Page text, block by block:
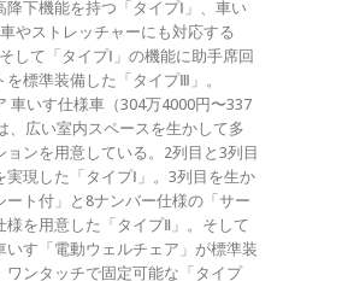
降下機能を持つ「タイプⅠ」、車い
やストレッチャーにも対応する
して「タイプⅠ」の機能に助手席回
を標準装備した「タイプⅢ」。
車いす仕様車（304万4000円〜337
、広い室内スペースを生かして多
ョンを用意している。2列目と3列目
実現した「タイプⅠ」。3列目を生か
ート付」と8ナンバー仕様の「サー
様を用意した「タイプⅡ」。そして
いす「電動ウェルチェア」が標準装
ワンタッチで固定可能な「タイプ